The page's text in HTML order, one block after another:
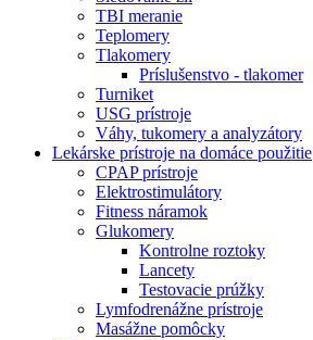
TBI meranie
Teplomery
Tlakomery
Príslušenstvo - tlakomer
Turniket
USG prístroje
Váhy, tukomery a analyzátory
Lekárske prístroje na domáce použitie
CPAP prístroje
Elektrostimulátory
Fitness náramok
Glukomery
Kontrolne roztoky
Lancety
Testovacie prúžky
Lymfodrenážne prístroje
Masážne pomôcky